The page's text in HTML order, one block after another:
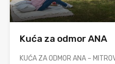
Kuća za odmor ANA
KUĆA ZA ODMOR ANA –